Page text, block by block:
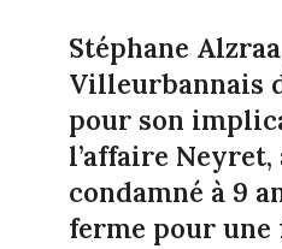
Stéphane
Villeurbannais
pour son
l’affaire Neyret,
condamné à 9
ferme pour une